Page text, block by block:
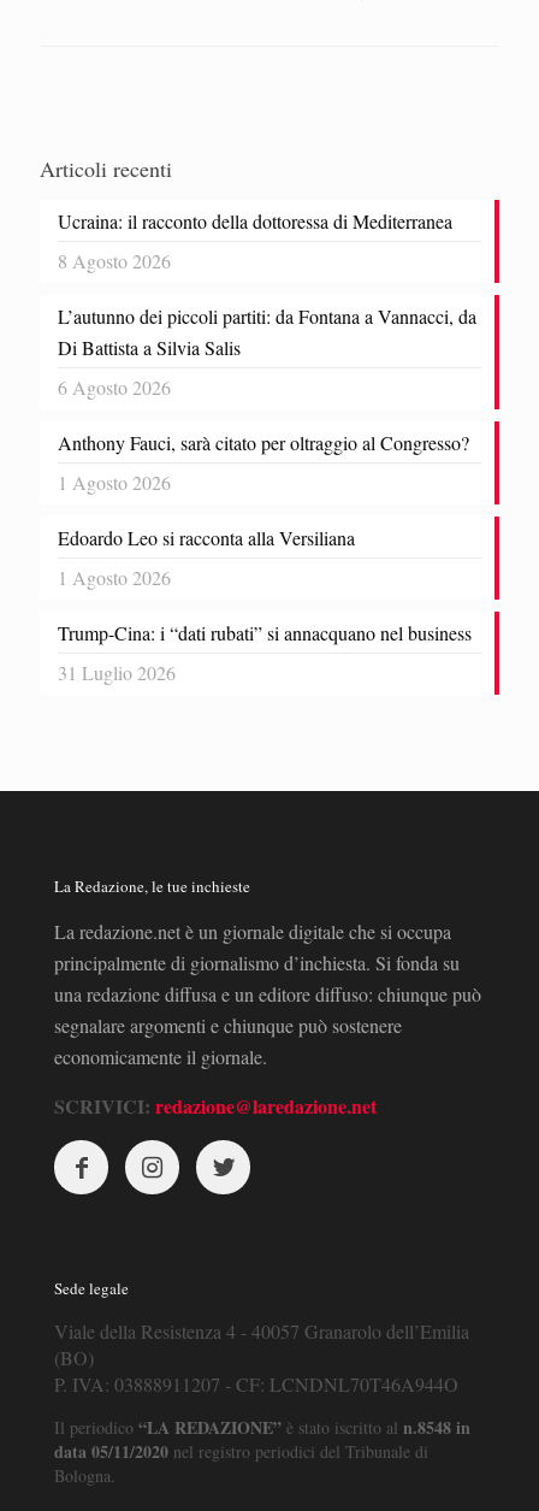
Articoli recenti
Ucraina: il racconto della dottoressa di Mediterranea
8 Agosto 2026
L’autunno dei piccoli partiti: da Fontana a Vannacci, da
Di Battista a Silvia Salis
6 Agosto 2026
Anthony Fauci, sarà citato per oltraggio al Congresso?
1 Agosto 2026
Edoardo Leo si racconta alla Versiliana
1 Agosto 2026
Trump-Cina: i “dati rubati” si annacquano nel business
31 Luglio 2026
La Redazione, le tue inchieste
La redazione.net è un giornale digitale che si occupa
principalmente di giornalismo d’inchiesta. Si fonda su
una redazione diffusa e un editore diffuso: chiunque può
segnalare argomenti e chiunque può sostenere
economicamente il giornale.
SCRIVICI: redazione@laredazione.net
Sede legale
Viale della Resistenza 4 - 40057 Granarolo dell’Emilia
(BO)
P. IVA: 03888911207 - CF: LCNDNL70T46A944O
Il periodico “LA REDAZIONE” è stato iscritto al n.8548 in
data 05/11/2020 nel registro periodici del Tribunale di
Bologna.